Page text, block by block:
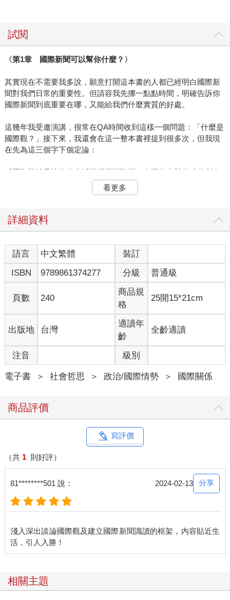
試閱
〈第1章 國際新聞可以幫你什麼？〉
其實現在不需要我多說，願意打開這本書的人都已經明白國際新
聞對我們日常的重要性。但請容我先挪一點點時間，明確告訴你
國際新聞到底重要在哪，又能給我們什麼實質的好處。
這幾年我受邀演講，很常在QA時間收到這樣一個問題：「什麼是
國際觀？」接下來，我還會在這一整本書裡提到很多次，但我現
在先為這三個字下個定論：
「國際觀就是讓你的生活變得更可預測，進而做出對你或你所在
石油和它的副產物充斥在我們的生活之中。你騎機車加的油、路
上踩著的瀝青、受傷塗抹的凡士林、孩子玩的塑膠樂高、打掃用
的橡膠手套，這些統統都是從石油延伸而成的各樣石化產品。所
以你取得這些日常用品的成本，奠基在最上游的價格──油價。那
油價又是因為什麼而浮動呢？以經濟學角度來說很簡單，就是供
需平衡。需求大於供給，油價就會漲，反之則跌。但這個供需不
是只看終端消費者，有時候我們更需著眼於供給者。石油在眾多
產油國中，大多是國營獨占企業，不是由王室掌控，就是政府列
我們就以二○二○年破天荒的油價大跌為例。
降低。畢竟都不出門了，哪還需要加油呢？當需求降低，價格也
就會跟著下調。全球石油價格慢慢從一桶八十美元，跌價到一桶
四十美元，攔腰折半。以上是需求者造成的跌價。但要注意，這
還不是壓垮油價的最後一根稻草，沙烏地阿拉伯和俄羅斯的吵架
才是。
沙烏地阿拉伯是石油輸出國組織（OPEC）的主導者。這個組織
規範各個石油輸出國的售出價格是高是低、要輸出多少桶，目的
是為了鞏固這些石油國家的共同利益，避免有某個國家刻意削價
競爭，陷入油價的惡性循環。
鏡頭轉到另一個主角──俄羅斯。俄羅斯也是石油大國，卻不在
OPEC內，並和其他九個同樣不在OPEC內的石油輸出國組成一
隊，稱做「non-OPEC」。有一天，OPEC和non-OPEC在聊天，
場上的石油稀缺性，這樣油價就會一直很漂亮，豈不樂哉？這個
組合就被稱為「OPEC+」。
看更多
詳細資料
語言 中文繁體
裝訂
ISBN
9789861374277 分級 普通級
頁數 240
商品規
格
25開15*21cm
出版地 台灣
適讀年
齡
全齡適讀
注音 級別
電子書 ＞ 社會哲思 ＞ 政治/國際情勢 ＞ 國際關係
商品評價
寫評價
（共 1 則好評）
81********501 說： 2024-02-13 分享
淺入深出談論國際觀及建立國際新聞識讀的框架，內容貼近生
相關主題